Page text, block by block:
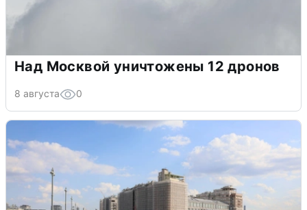
Над Москвой уничтожены 12 дронов
8 августа 0